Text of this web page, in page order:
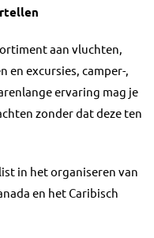
aan vluchten,
en excursies, camper-,
ervaring mag je
zonder dat deze ten
in het organiseren van
en het Caribisch